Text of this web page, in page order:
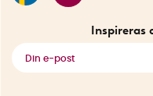
Inspireras